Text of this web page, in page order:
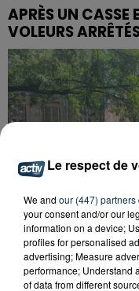
APRÈS UN CASSE
VOLEURS
Le respect de
We and our (447) partners
your consent and/or our
information on a device;
profiles for personalised
advertising; Measure
performance; Understand
of data from different